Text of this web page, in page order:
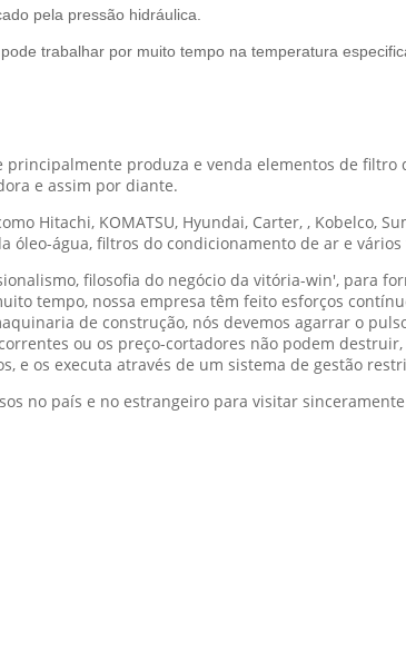
pela pressão hidráulica.
trabalhar por muito tempo na temperatura
principalmente produza e venda elementos de
e assim por diante.
Hitachi, KOMATSU, Hyundai, Carter, , Kobelco,
óleo-água, filtros do condicionamento de ar e
filosofia do negócio da vitória-win', para
tempo, nossa empresa têm feito esforços
de construção, nós devemos agarrar o
ou os preço-cortadores não podem
e os executa através de um sistema de gestão
no país e no estrangeiro para visitar